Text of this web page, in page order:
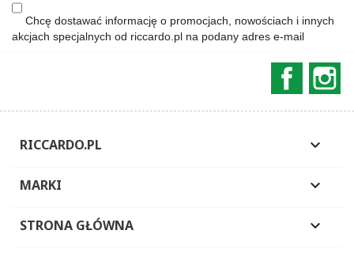
Chcę dostawać informację o promocjach, nowościach i innych
akcjach specjalnych od riccardo.pl na podany adres e-mail
RICCARDO.PL 
MARKI 
STRONA GŁÓWNA 